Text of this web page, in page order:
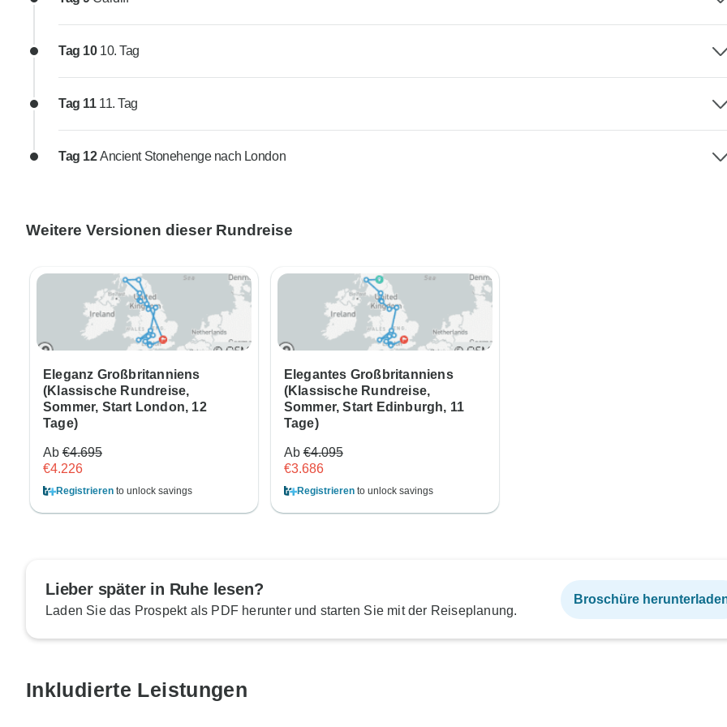
Tag 10 10. Tag
Tag 11 11. Tag
Tag 12Ancient Stonehenge nach London
Weitere Versionen dieser Rundreise
Eleganz Großbritanniens
(Klassische Rundreise,
Sommer, Start London, 12
Tage)
Ab €4.695
€4.226
Registrieren to unlock savings
Elegantes Großbritanniens
(Klassische Rundreise,
Sommer, Start Edinburgh, 11
Tage)
Ab€4.095
€3.686
Registrierento unlock savings
Lieber später in Ruhe lesen?
Laden Sie das Prospekt als PDF herunter und starten Sie mit der Reiseplanung.
Broschüre
Inkludierte Leistungen